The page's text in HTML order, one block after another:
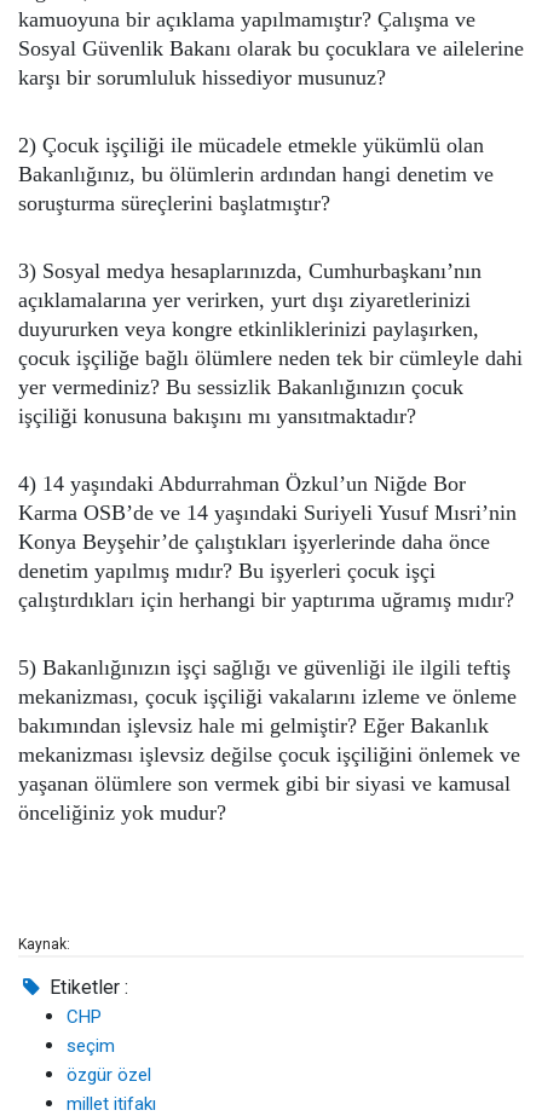
kamuoyuna bir açıklama yapılmamıştır? Çalışma ve
Sosyal Güvenlik Bakanı olarak bu çocuklara ve ailelerine
karşı bir sorumluluk hissediyor musunuz?
2) Çocuk işçiliği ile mücadele etmekle yükümlü olan
Bakanlığınız, bu ölümlerin ardından hangi denetim ve
soruşturma süreçlerini başlatmıştır?
3) Sosyal medya hesaplarınızda, Cumhurbaşkanı’nın
açıklamalarına yer verirken, yurt dışı ziyaretlerinizi
duyururken veya kongre etkinliklerinizi paylaşırken,
çocuk işçiliğe bağlı ölümlere neden tek bir cümleyle dahi
yer vermediniz? Bu sessizlik Bakanlığınızın çocuk
işçiliği konusuna bakışını mı yansıtmaktadır?
4) 14 yaşındaki Abdurrahman Özkul’un Niğde Bor
Karma OSB’de ve 14 yaşındaki Suriyeli Yusuf Mısri’nin
Konya Beyşehir’de çalıştıkları işyerlerinde daha önce
denetim yapılmış mıdır? Bu işyerleri çocuk işçi
çalıştırdıkları için herhangi bir yaptırıma uğramış mıdır?
5) Bakanlığınızın işçi sağlığı ve güvenliği ile ilgili teftiş
mekanizması, çocuk işçiliği vakalarını izleme ve önleme
bakımından işlevsiz hale mi gelmiştir? Eğer Bakanlık
mekanizması işlevsiz değilse çocuk işçiliğini önlemek ve
yaşanan ölümlere son vermek gibi bir siyasi ve kamusal
önceliğiniz yok mudur?
Kaynak:
Etiketler :
CHP
seçim
özgür özel
millet itifakı